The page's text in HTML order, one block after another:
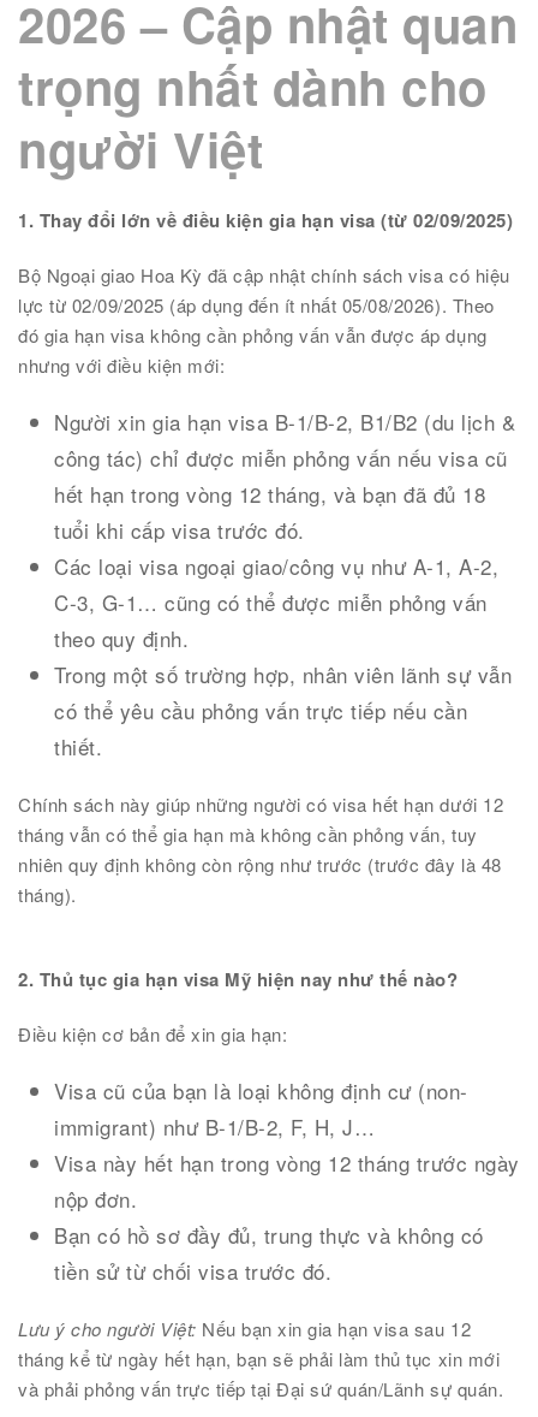
2026 – Cập nhật quan
trọng nhất dành cho
người Việt
1. Thay đổi lớn về điều kiện gia hạn visa (từ 02/09/2025)
Bộ Ngoại giao Hoa Kỳ đã cập nhật chính sách visa có hiệu
lực từ 02/09/2025 (áp dụng đến ít nhất 05/08/2026). Theo
đó gia hạn visa không cần phỏng vấn vẫn được áp dụng
nhưng với điều kiện mới:
Người xin gia hạn visa B-1/B-2, B1/B2 (du lịch &
công tác) chỉ được miễn phỏng vấn nếu visa cũ
hết hạn trong vòng 12 tháng, và bạn đã đủ 18
tuổi khi cấp visa trước đó.
Các loại visa ngoại giao/công vụ như A-1, A-2,
C-3, G-1… cũng có thể được miễn phỏng vấn
theo quy định.
Trong một số trường hợp, nhân viên lãnh sự vẫn
có thể yêu cầu phỏng vấn trực tiếp nếu cần
thiết.
Chính sách này giúp những người có visa hết hạn dưới 12
tháng vẫn có thể gia hạn mà không cần phỏng vấn, tuy
nhiên quy định không còn rộng như trước (trước đây là 48
tháng).
2. Thủ tục gia hạn visa Mỹ hiện nay như thế nào?
Điều kiện cơ bản để xin gia hạn:
Visa cũ của bạn là loại không định cư (non-
immigrant) như B-1/B-2, F, H, J…
Visa này hết hạn trong vòng 12 tháng trước ngày
nộp đơn.
Bạn có hồ sơ đầy đủ, trung thực và không có
tiền sử từ chối visa trước đó.
Lưu ý cho người Việt: Nếu bạn xin gia hạn visa sau 12
tháng kể từ ngày hết hạn, bạn sẽ phải làm thủ tục xin mới
và phải phỏng vấn trực tiếp tại Đại sứ quán/Lãnh sự quán.